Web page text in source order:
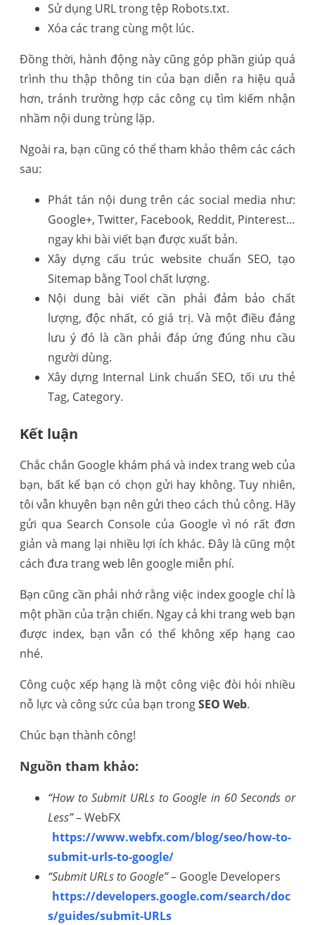
Sử dụng URL trong tệp Robots.txt.
Xóa các trang cùng một lúc.
Đồng thời, hành động này cũng góp phần giúp quá
trình thu thập thông tin của bạn diễn ra hiệu quả
hơn, tránh trường hợp các công cụ tìm kiếm nhận
nhầm nội dung trùng lặp.
Ngoài ra, bạn cũng có thể tham khảo thêm các cách
sau:
Phát tán nội dung trên các social media như:
Google+, Twitter, Facebook, Reddit, Pinterest…
ngay khi bài viết bạn được xuất bản.
Xây dựng cấu trúc website chuẩn SEO, tạo
Sitemap bằng Tool chất lượng.
Nội dung bài viết cần phải đảm bảo chất
lượng, độc nhất, có giá trị. Và một điều đáng
lưu ý đó là cần phải đáp ứng đúng nhu cầu
người dùng.
Xây dựng Internal Link chuẩn SEO, tối ưu thẻ
Tag, Category.
Kết luận
Chắc chắn Google khám phá và index trang web của
bạn, bất kể bạn có chọn gửi hay không. Tuy nhiên,
tôi vẫn khuyên bạn nên gửi theo cách thủ công. Hãy
gửi qua Search Console của Google vì nó rất đơn
giản và mang lại nhiều lợi ích khác. Đây là cũng một
cách đưa trang web lên google miễn phí.
Bạn cũng cần phải nhớ rằng việc index google chỉ là
một phần của trận chiến. Ngay cả khi trang web bạn
được index, bạn vẫn có thể không xếp hạng cao
nhé.
Công cuộc xếp hạng là một công việc đòi hỏi nhiều
nỗ lực và công sức của bạn trongSEO Web.
Chúc bạn thành công!
Nguồn tham khảo:
“How to Submit URLs to Google in 60 Seconds or
Less”– WebFX
https://www.webfx.com/blog/seo/how-to-
submit-urls-to-google/
“Submit URLs to Google”– Google Developers
https://developers.google.com/search/doc
s/guides/submit-URLs